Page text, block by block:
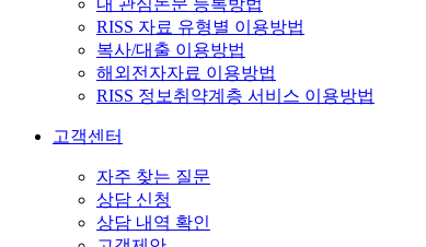
내 관심논문 등록방법
RISS 자료 유형별 이용방법
복사/대출 이용방법
해외전자자료 이용방법
RISS 정보취약계층 서비스 이용방법
고객센터
자주 찾는 질문
상담 신청
상담 내역 확인